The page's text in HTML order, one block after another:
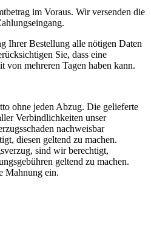
im Voraus. Wir versenden die
Ihrer Bestellung alle nötigen Daten
Sie, dass eine
von mehreren Tagen haben kann.
ohne jeden Abzug. Die gelieferte
Verbindlichkeiten unser
nachweisbar
diesen geltend zu machen.
sind wir berechtigt,
geltend zu machen.
Mahnung ein.